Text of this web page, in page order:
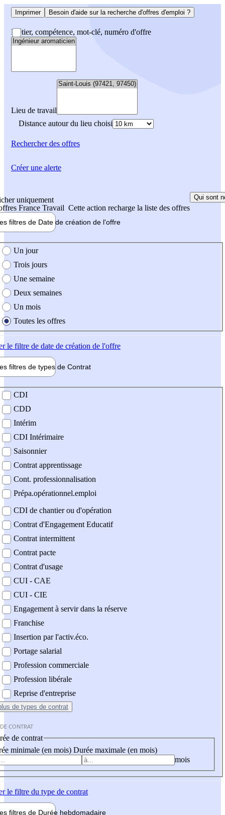
Imprimer Besoin d'aide sur la recherche d'offres d'emploi ?
Métier, compétence, mot-clé, numéro d'offre
Lieu de travail
Distance autour du lieu choisi
Rechercherdes offres
uniquement
France Travail Cette action recharge la liste des offres
Qui sont
filtres de Date de création de l'offre
création de l'offre
Un jour
Trois jours
Une semaine
Deux semaines
Un mois
Toutes les offres
le filtre de date de création de l'offre
filtres de types de Contrat
contrat
CDI
CDD
Intérim
CDI Intérimaire
Saisonnier
Contrat apprentissage
Cont. professionnalisation
Prépa.opérationnel.emploi
CDI de chantier ou d'opération
Contrat d'Engagement Educatif
Contrat intermittent
Contrat pacte
Contrat d'usage
CUI - CAE
CUI - CIE
Engagement à servir dans la réserve
Franchise
Insertion par l'activ.éco.
Portage salarial
Profession commerciale
Profession libérale
Reprise d'entreprise
de types de contrat
CONTRAT
de contrat
minimale (en mois) Durée maximale (en mois)
mois
le filtre du type de contrat
filtres de Durée hebdomadaire
Créer une alerte